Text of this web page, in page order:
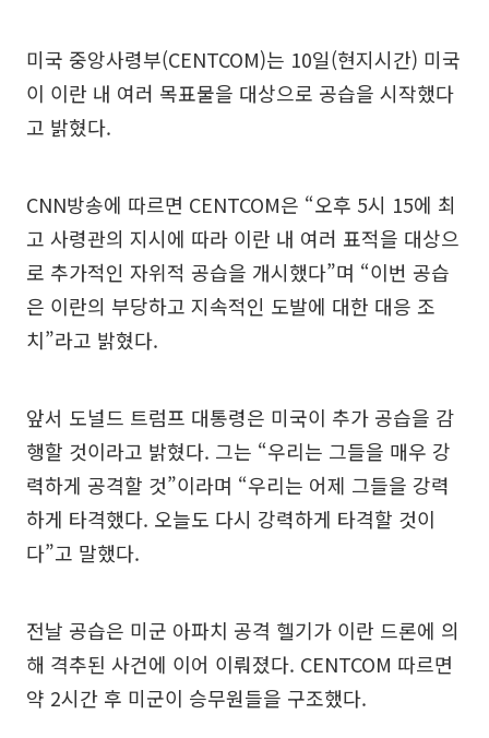
미국 중앙사령부(CENTCOM)는 10일(현지시간) 미국
이 이란 내 여러 목표물을 대상으로 공습을 시작했다
고 밝혔다.
CNN방송에 따르면 CENTCOM은 “오후 5시 15에 최
고 사령관의 지시에 따라 이란 내 여러 표적을 대상으
로 추가적인 자위적 공습을 개시했다”며 “이번 공습
은 이란의 부당하고 지속적인 도발에 대한 대응 조
치”라고 밝혔다.
앞서 도널드 트럼프 대통령은 미국이 추가 공습을 감
행할 것이라고 밝혔다. 그는 “우리는 그들을 매우 강
력하게 공격할 것”이라며 “우리는 어제 그들을 강력
하게 타격했다. 오늘도 다시 강력하게 타격할 것이
다”고 말했다.
전날 공습은 미군 아파치 공격 헬기가 이란 드론에 의
해 격추된 사건에 이어 이뤄졌다. CENTCOM 따르면
약 2시간 후 미군이 승무원들을 구조했다.